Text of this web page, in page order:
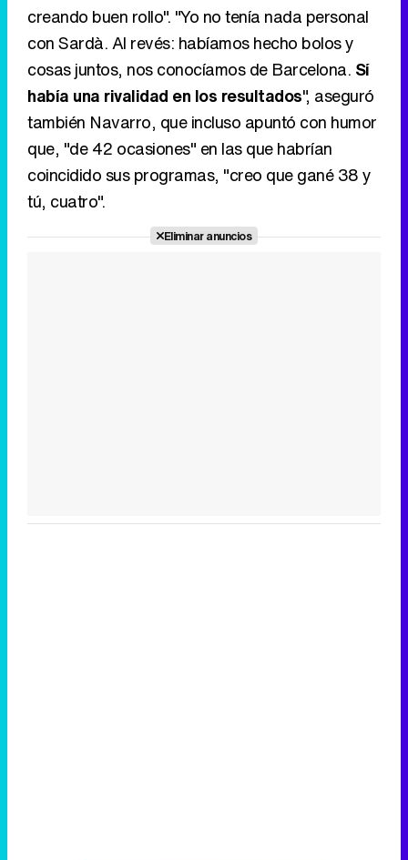
creando buen rollo". "Yo no tenía nada personal
con Sardà. Al revés: habíamos hecho bolos y
cosas juntos, nos conocíamos de Barcelona. Sí
había una rivalidad en los resultados", aseguró
también Navarro, que incluso apuntó con humor
que, "de 42 ocasiones" en las que habrían
coincidido sus programas, "creo que gané 38 y
tú, cuatro".
Eliminar anuncios